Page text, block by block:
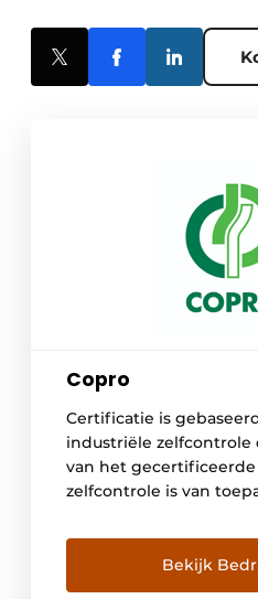
Copro
Certificatie is
industriële
van het
zelfcontrole is van
productieproces tot
Certificaathouders
onderworpen aan een
Bekijk